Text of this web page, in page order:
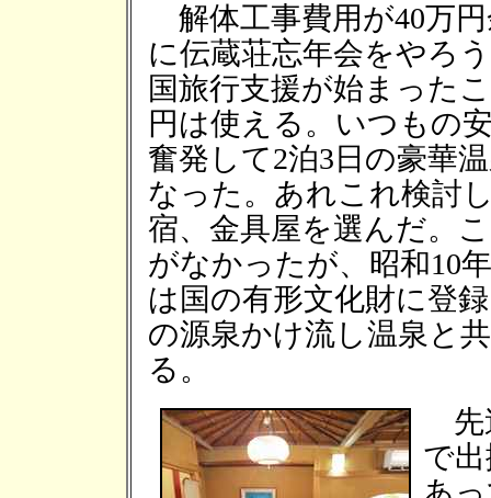
解体工事費用が40万
に伝蔵荘忘年会をやろ
国旅行支援が始まった
円は使える。いつもの
奮発して2泊3日の豪華
なった。あれこれ検討
宿、金具屋を選んだ。
がなかったが、昭和10
は国の有形文化財に登
の源泉かけ流し温泉と
る。
先
で